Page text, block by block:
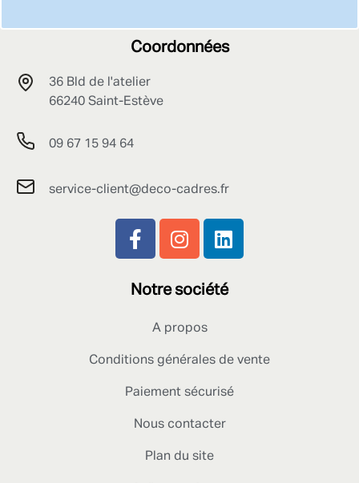
Coordonnées
36 Bld de l'atelier
66240 Saint-Estève
09 67 15 94 64
service-client@deco-cadres.fr
Notre société
A propos
Conditions générales de vente
Paiement sécurisé
Nous contacter
Plan du site